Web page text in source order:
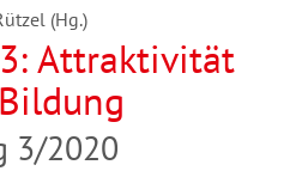
(Hg.)
Attraktivität
3/2020